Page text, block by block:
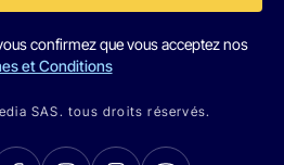
confirmez que vous acceptez nos
et Conditions
SAS. tous droits réservés.